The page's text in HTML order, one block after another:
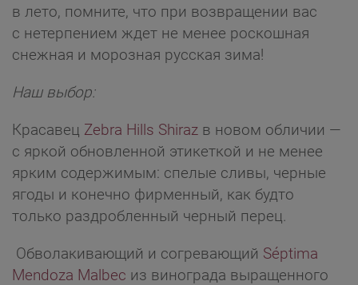
в лето, помните, что при возвращении вас
с нетерпением ждет не менее роскошная
снежная и морозная русская зима!
Наш выбор:
Красавец Zebra Hills Shiraz в новом обличии —
с яркой обновленной этикеткой и не менее
ярким содержимым: спелые сливы, черные
ягоды и конечно фирменный, как будто
только раздробленный черный перец.
Обволакивающий и согревающий Séptima
Mendoza Malbec из винограда выращенного